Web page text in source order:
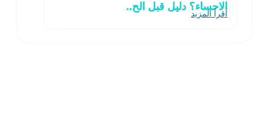
الاحساء؟ دليل قبل الح..
اقرأ المزيد